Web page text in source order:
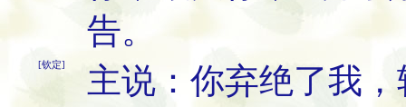
告。
[钦定]
主说：你弃绝了我